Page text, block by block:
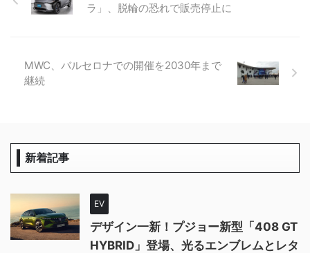
ラ」、脱輪の恐れで販売停止に
MWC、バルセロナでの開催を2030年まで
継続
新着記事
EV
デザイン一新！プジョー新型「408 GT
HYBRID」登場、光るエンブレムとレタ